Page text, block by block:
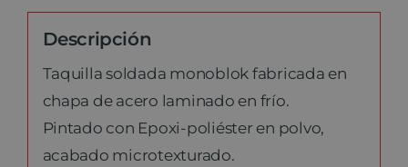
Descripción
Taquilla soldada monoblok fabricada en
chapa de acero laminado en frío.
Pintado con Epoxi-poliéster en polvo,
acabado microtexturado.